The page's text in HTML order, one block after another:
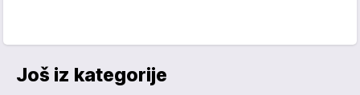
Još iz kategorije